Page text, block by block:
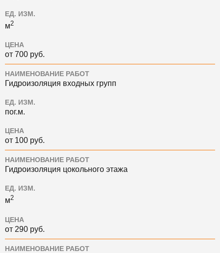
ЕД. ИЗМ.
м2
ЦЕНА
от 700 руб.
НАИМЕНОВАНИЕ РАБОТ
Гидроизоляция входных групп
ЕД. ИЗМ.
пог.м.
ЦЕНА
от 100 руб.
НАИМЕНОВАНИЕ РАБОТ
Гидроизоляция цокольного этажа
ЕД. ИЗМ.
м2
ЦЕНА
от 290 руб.
НАИМЕНОВАНИЕ РАБОТ